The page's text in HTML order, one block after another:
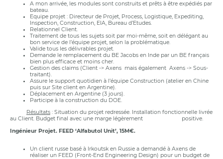
A mon arrivée, les modules sont construits et prêts à être expédiés par
bateau.
Equipe projet : Directeur de Projet, Process, Logistique, Expediting,
Inspection, Construction, EIA, Bureau d’Etudes.
Relationnel Client.
Traitement de tous les sujets soit par moi-même, soit en délégant au
bon service de l’équipe projet, selon la problématique.
Valide tous les délivrables projet.
Demande le remplacement du BE Jacobs en Inde par un BE français
bien plus efficace et moins cher.
Gestion des claims (Client -> Axens mais également Axens -> Sous-
traitant).
Assure le support quotidien à l’équipe Construction (atelier en Chine
puis sur Site client en Argentine).
Déplacement en Argentine (3 jours).
Participe à la construction du DOE.
Résultats : Situation du projet redressée. Installation fonctionnelle livrée
au Client. Budget final avec une marge légèrement positive.
Ingénieur Projet. FEED ‘Alfabutol Unit’, 15M€.
Un client russe basé à Irkoutsk en Russie a demandé à Axens de
réaliser un FEED (Front-End Engineering Design) pour un budget de